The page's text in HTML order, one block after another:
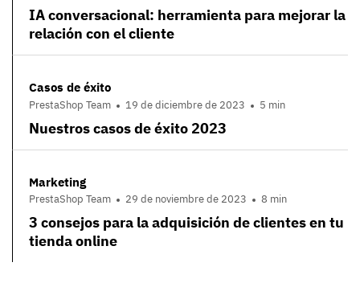
IA conversacional: herramienta para mejorar la
relación con el cliente
Casos de éxito
PrestaShop Team 19 de diciembre de 2023 5 min
Nuestros casos de éxito 2023
Marketing
PrestaShop Team 29 de noviembre de 2023 8 min
3 consejos para la adquisición de clientes en tu
tienda online